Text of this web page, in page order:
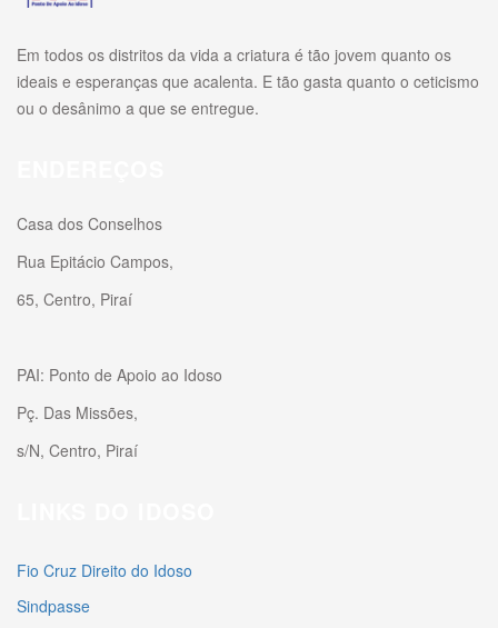
Em todos os distritos da vida a criatura é tão jovem quanto os
ideais e esperanças que acalenta. E tão gasta quanto o ceticismo
ou o desânimo a que se entregue.
Casa dos Conselhos
Rua Epitácio Campos,
65, Centro, Piraí
PAI: Ponto de Apoio ao Idoso
Pç. Das Missões,
s/N, Centro, Piraí
Fio Cruz Direito do Idoso
Sindpasse